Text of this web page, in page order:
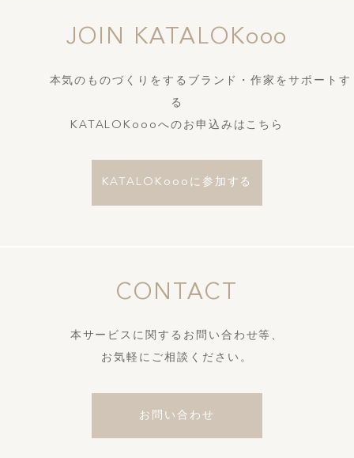
JOIN KATALOKooo
本気のものづくりをするブランド・作家をサポートす
る
KATALOKoooへのお申込みはこちら
KATALOKoooに参加する
CONTACT
本サービスに関するお問い合わせ等、
お気軽にご相談ください。
お問い合わせ